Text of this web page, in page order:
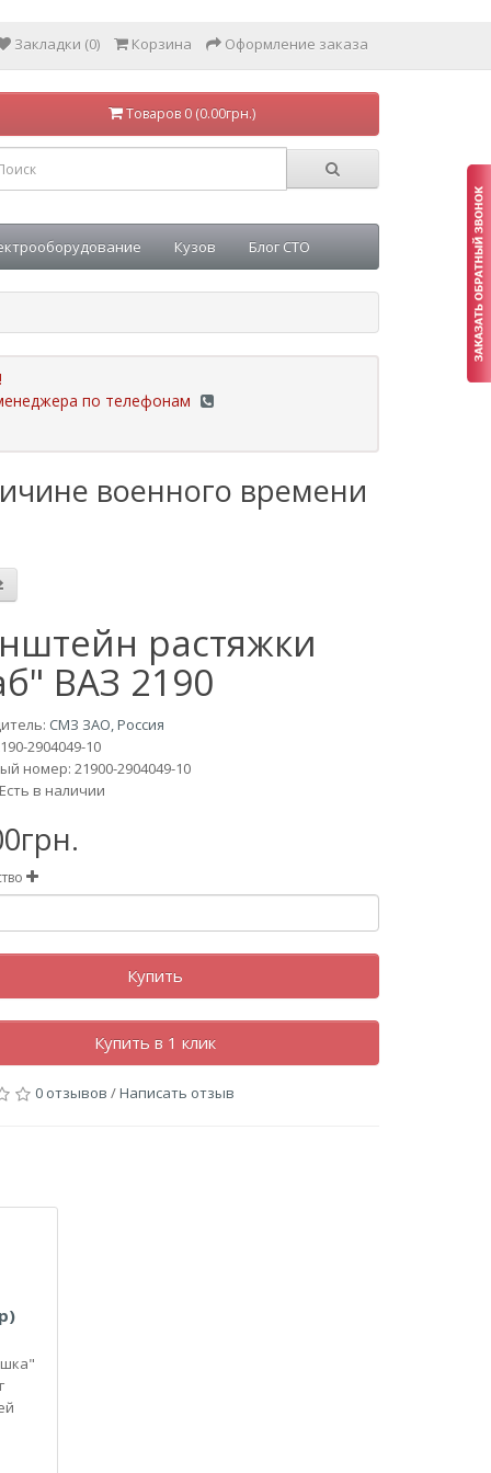
Закладки (0) Корзина Оформление заказа
Товаров 0 (0.00грн.)
Кузов Блог СТО
по телефонам
военного времени
растяжки
ВАЗ 2190
СМЗ ЗАО, Россия
2904049-10
номер: 21900-2904049-10
в наличии
Купить
Купить в 1 клик
0 отзывов /Написать отзыв